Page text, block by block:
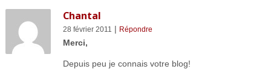
Chantal
28 février 2011 | Répondre
Merci,
Depuis peu je connais votre blog!